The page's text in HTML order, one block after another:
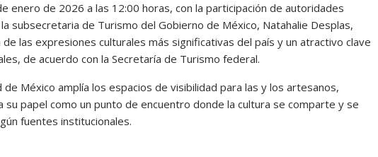
enero de 2026 a las 12:00 horas, con la participación de autoridades
subsecretaria de Turismo del Gobierno de México, Natahalie Desplas,
las expresiones culturales más significativas del país y un atractivo clave
de acuerdo con la Secretaría de Turismo federal.
de México amplía los espacios de visibilidad para las y los artesanos,
papel como un punto de encuentro donde la cultura se comparte y se
fuentes institucionales.